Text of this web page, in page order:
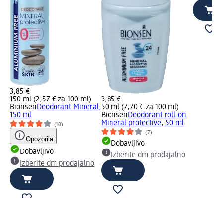
3,85 €
150 ml (2,57 € za 100 ml)
BionsenDeodorant Mineral,
150 ml
(10)
Opozorila
Dobavljivo
Izberite dm prodajalno
3,85 €
50 ml (7,70 € za 100 ml)
BionsenDeodorant roll-on
Mineral protective, 50 ml
(7)
Dobavljivo
Izberite dm prodajalno